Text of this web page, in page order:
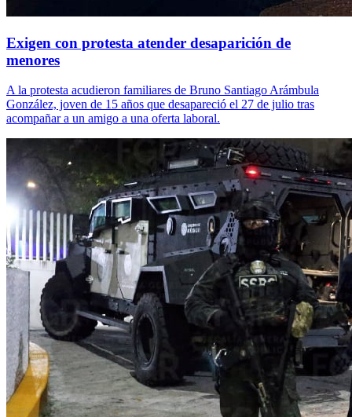
Exigen con protesta atender desaparición de
menores
A la protesta acudieron familiares de Bruno Santiago Arámbula
González, joven de 15 años que desapareció el 27 de julio tras
acompañar a un amigo a una oferta laboral.